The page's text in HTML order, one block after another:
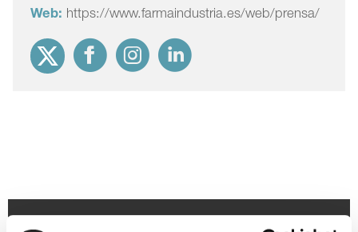
Web: https://www.farmaindustria.es/web/prensa/